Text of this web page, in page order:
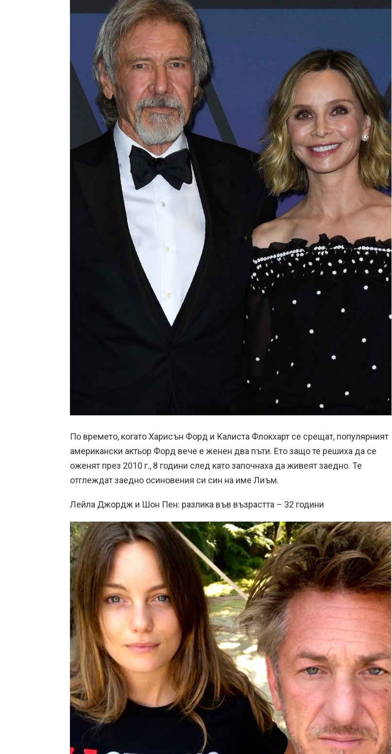
По времето, когато Харисън Форд и Калиста Флокхарт се срещат, популярният
американски актьор Форд вече е женен два пъти. Ето защо те решиха да се
оженят през 2010 г., 8 години след като започнаха да живеят заедно. Те
отглеждат заедно осиновения си син на име Лиъм.
Лейла Джордж и Шон Пен: разлика във възрастта – 32 години